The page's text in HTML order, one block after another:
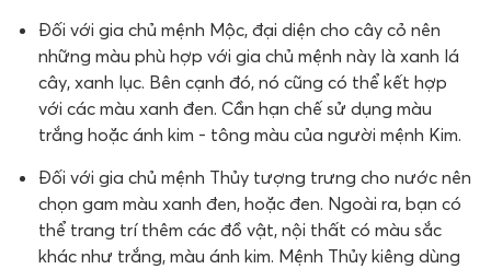
Đối với gia chủ mệnh Mộc, đại diện cho cây cỏ nên
những màu phù hợp với gia chủ mệnh này là xanh lá
cây, xanh lục. Bên cạnh đó, nó cũng có thể kết hợp
với các màu xanh đen. Cần hạn chế sử dụng màu
trắng hoặc ánh kim - tông màu của người mệnh Kim.
Đối với gia chủ mệnh Thủy tượng trưng cho nước nên
chọn gam màu xanh đen, hoặc đen. Ngoài ra, bạn có
thể trang trí thêm các đồ vật, nội thất có màu sắc
khác như trắng, màu ánh kim. Mệnh Thủy kiêng dùng